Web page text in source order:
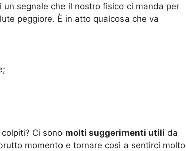
segnale che il nostro fisico ci manda per
peggiore. È in atto qualcosa che va
Ci sono molti suggerimenti utili da
momento e tornare così a sentirci molto